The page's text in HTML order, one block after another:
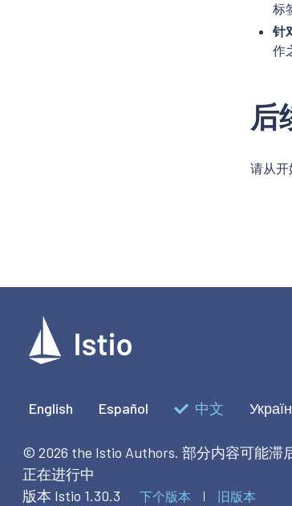
标
针
作
后
请从开
English Español 中文
© 2026 the Istio Authors. 部分内容可能滞
正在进行中
版本 Istio 1.30.3
下个版本 旧版本